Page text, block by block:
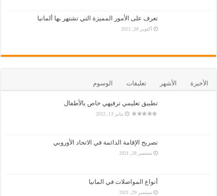
تعرف على الأمور المميزة التي تشتهر بها ألمانيا
أكتوبر 28, 2021
الأخيرة الأشهر تعليقات الوسوم
تطبيق تعليمي ترفيهي خاص بالأطفال
يناير 13, 2022
تصريح الإقامة الدائمة في الاتحاد الأوروبي
سبتمبر 28, 2021
أنواع المواصلات في المانيا
سبتمبر 29, 2021